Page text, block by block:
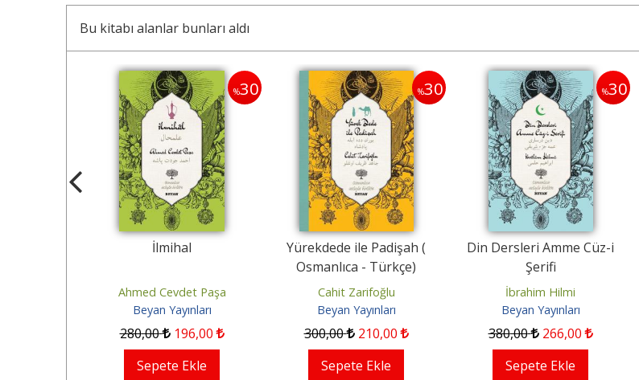
Bu kitabı alanlar bunları aldı
%30
İlmihal
Ahmed Cevdet Paşa
Beyan Yayınları
280,00 196,00
Sepete Ekle
%30
Yürekdede ile Padişah (
Osmanlıca - Türkçe)
Cahit Zarifoğlu
Beyan Yayınları
300,00 210,00
Sepete Ekle
%30
Din Dersleri Amme Cüz-i
Şerifi
İbrahim Hilmi
Beyan Yayınları
380,00 266,00
Sepete Ekle